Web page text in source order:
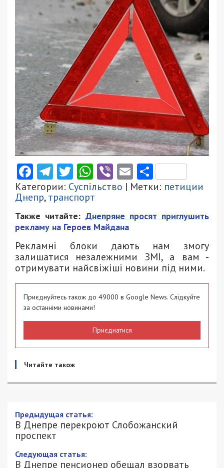
Facebook
Telegram
Twitter
WhatsApp
ViberEmail
Категории: Суспільство | Метки: петиции
Днепр,транспорт
Также читайте: Днепряне просят приглушить
рекламу на Героев Майдана
Рекламні блоки дають нам змогу
залишатися незалежними ЗМІ, а вам -
отримувати найсвіжіші новини під ними.
Приєднуйтесь також до 49000 в Google News. Слідкуйте
за останніми новинами!
Приєднатися
Читайте також
Предыдущая статья:
В Днепре перекроют Слобожанский
проспект
Следующая статья:
В Днепре пенсионер обещал взорвать